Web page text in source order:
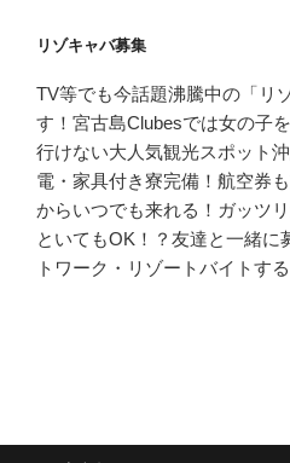
リゾキャバ募集
TV等でも今話題沸騰中の「リ
す！宮古島Clubesでは女の子
行けない大人気観光スポット
電・家具付き寮完備！航空券
からいつでも来れる！ガッツ
といてもOK！？友達と一緒
トワーク・リゾートバイトす